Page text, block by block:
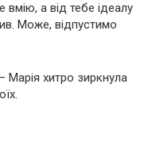
вмію, а від тебе ідеалу
Може, відпустимо
хитро зиркнула